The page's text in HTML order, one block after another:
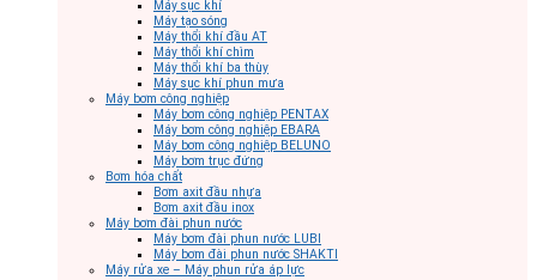
Máy sục khí
Máy tạo sóng
Máy thổi khí đầu AT
Máy thổi khí chìm
Máy thổi khí ba thùy
Máy sục khí phun mưa
Máy bơm công nghiệp
Máy bơm công nghiệp PENTAX
Máy bơm công nghiệp EBARA
Máy bơm công nghiệp BELUNO
Máy bơm trục đứng
Bơm hóa chất
Bơm axit đầu nhựa
Bơm axit đầu inox
Máy bơm đài phun nước
Máy bơm đài phun nước LUBI
Máy bơm đài phun nước SHAKTI
Máy rửa xe – Máy phun rửa áp lực